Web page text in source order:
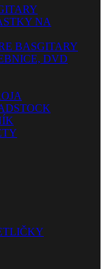
NA
BASGITARY
DVD